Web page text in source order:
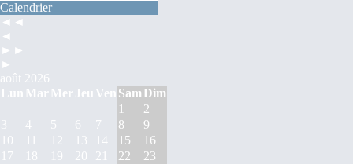
Calendrier
◄◄
◄
►►
►
août 2026
Lun Mar Mer Jeu Ven Sam Dim
1
2
3
4 5 6 7 8
9
10
11 12 13 14 15
16
17
18 19 20 21 22
23